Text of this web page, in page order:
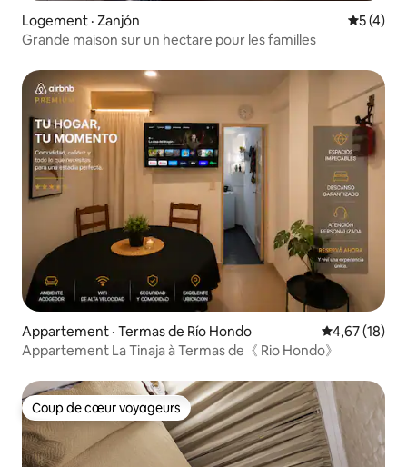
Logement · Zanjón Note
5 (4)
Grande maison sur un hectare pour les familles
Appartement · Termas de Río Hondo Note
4,67 (18)
Appartement La Tinaja à Termas de《 Rio Hondo》
Coup de cœur voyageurs
Coup de cœur voyageurs